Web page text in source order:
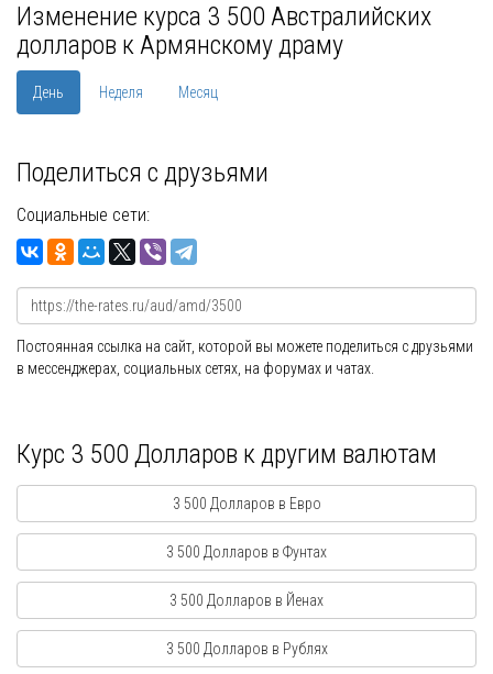
Изменение курса 3 500 Австралийских
долларов к Армянскому драму
День Неделя Месяц
Поделиться с друзьями
Социальные сети:
Постоянная ссылка на сайт, которой вы можете поделиться с друзьями
в мессенджерах, социальных сетях, на форумах и чатах.
Курс 3 500 Долларов к другим валютам
3 500 Долларов в Евро
3 500 Долларов в Фунтах
3 500 Долларов в Йенах
3 500 Долларов в Рублях